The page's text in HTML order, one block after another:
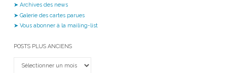
➤ Archives des news
➤ Galerie des cartes parues
➤ Vous abonner à la mailing-list
POSTS PLUS ANCIENS
plus